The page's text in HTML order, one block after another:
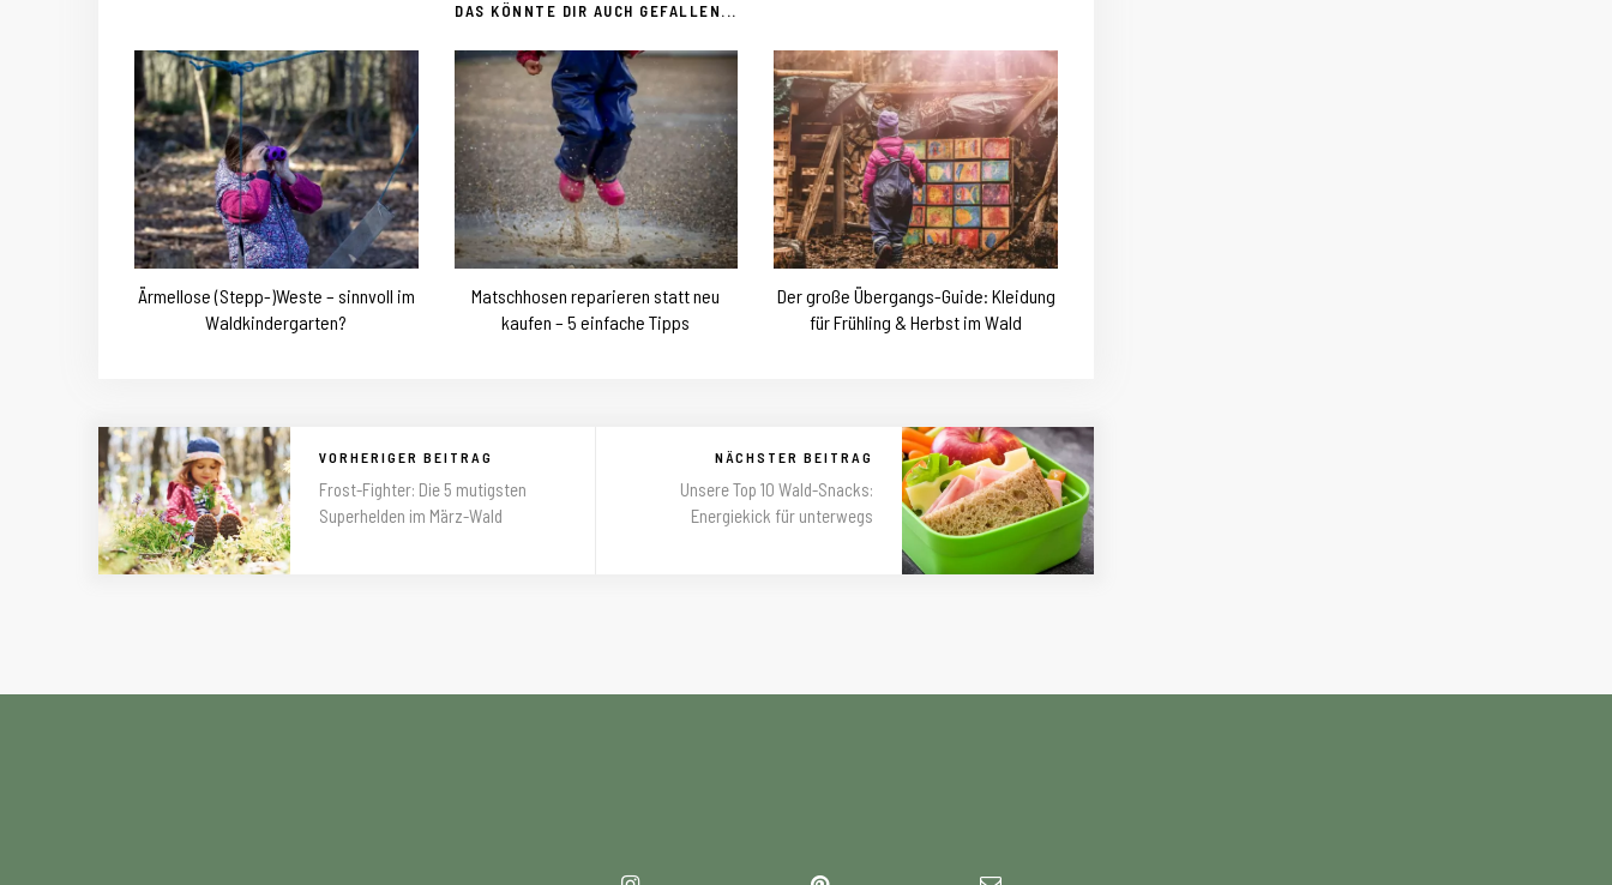
DAS KÖNNTE DIR AUCH GEFALLEN...
Ärmellose (Stepp-)Weste – sinnvoll im
Waldkindergarten?
Matschhosen reparieren statt neu
kaufen – 5 einfache Tipps
Der große Übergangs-Guide: Kleidung
für Frühling & Herbst im Wald
VORHERIGER BEITRAG
Frost-Fighter: Die 5 mutigsten
Superhelden im März-Wald
NÄCHSTER BEITRAG
Unsere Top 10 Wald-Snacks:
Energiekick für unterwegs